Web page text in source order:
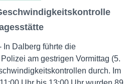
In Dalberg führte die
am gestrigen Vormittag (5.
durch. Im